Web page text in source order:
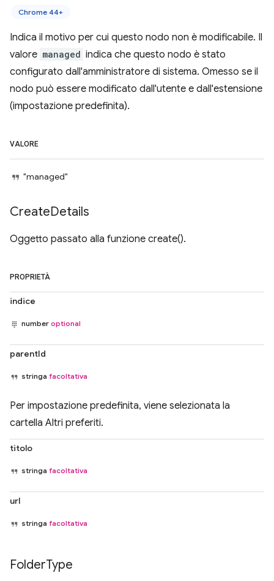
Chrome 44+
Indica il motivo per cui questo nodo non è modificabile. Il
valore managed indica che questo nodo è stato
configurato dall'amministratore di sistema. Omesso se il
nodo può essere modificato dall'utente e dall'estensione
(impostazione predefinita).
VALORE
"managed"
CreateDetails
Oggetto passato alla funzione create().
PROPRIETÀ
indice
number optional
parentId
stringa facoltativa
Per impostazione predefinita, viene selezionata la
cartella Altri preferiti.
titolo
stringa facoltativa
url
stringa facoltativa
FolderType